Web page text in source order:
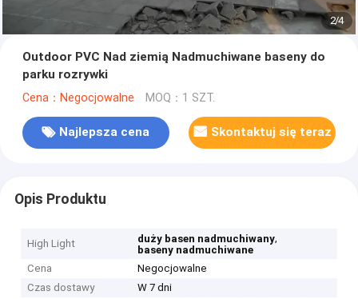
2/4
Outdoor PVC Nad ziemią Nadmuchiwane baseny do
parku rozrywki
Cena：Negocjowalne MOQ：1 SZT.
Najlepsza cena Skontaktuj się teraz
Opis Produktu
High Light duży basen nadmuchiwany,
baseny nadmuchiwane
Cena
Negocjowalne
Czas dostawy
W 7 dni